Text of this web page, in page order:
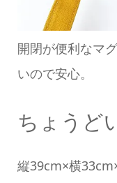
開閉が便利なマ
いので安心。
ちょうど
縦39cm×横